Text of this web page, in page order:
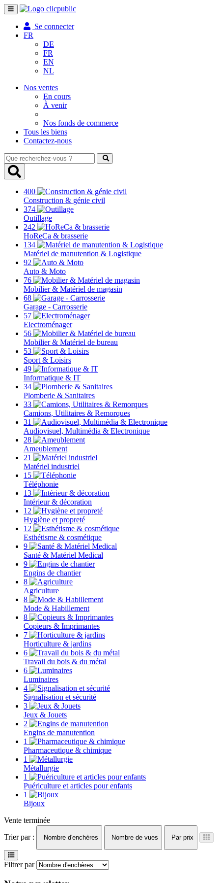
Toggle
navigation
Se connecter
FR
DE
FR
EN
NL
Nos ventes
En cours
À venir
Nos fonds de commerce
Tous les biens
Contactez-nous
Que
recherchez-
vous
400
Construction & génie civil
374
Outillage
242
HoReCa & brasserie
134
Matériel de manutention & Logistique
92
Auto & Moto
76
Mobilier & Matériel de magasin
68
Garage - Carrosserie
57
Electroménager
56
Mobilier & Matériel de bureau
53
Sport & Loisirs
49
Informatique & IT
34
Plomberie & Sanitaires
33
Camions, Utilitaires & Remorques
31
Audiovisuel, Multimédia & Electronique
28
Ameublement
21
Matériel industriel
15
Téléphonie
13
Intérieur & décoration
12
Hygiène et propreté
12
Esthétisme & cosmétique
9
Santé & Matériel Medical
9
Engins de chantier
8
Agriculture
8
Mode & Habillement
8
Copieurs & Imprimantes
7
Horticulture & jardins
6
Travail du bois & du métal
6
Luminaires
4
Signalisation et sécurité
3
Jeux & Jouets
2
Engins de manutention
1
Pharmaceutique & chimique
1
Métallurgie
1
Puériculture et articles pour enfants
1
Bijoux
Vente terminée
Trier par :
Nombre d'enchères Nombre de vues Par prix
Filtrer par